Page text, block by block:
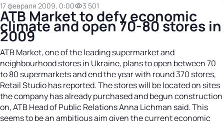
17 февраля 2009, 0:00 3 501
ATB Market to defy economic
climate and open 70-80 stores in
2009
ATB Market, one of the leading supermarket and
neighbourhood stores in Ukraine, plans to open between 70
to 80 supermarkets and end the year with round 370 stores,
Retail Studio has reported. The stores will be located on sites
the company has already purchased and begun construction
on, ATB Head of Public Relations Anna Lichman said. This
seems to be an ambitious aim given the current economic